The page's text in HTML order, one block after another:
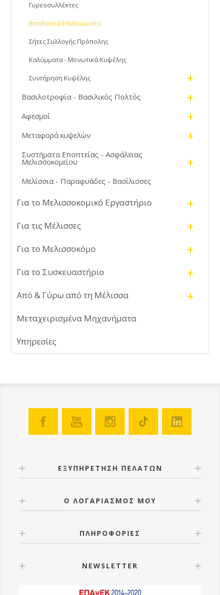
Γυρεοσυλλέκτες
Βοηθητικά Επιθεώρισης
Σήτες Συλλογής Πρόπολης
Καλύμματα - Μονωτικά Κυψέλης
Συντήρηση Κυψέλης +
Βασιλοτροφία - Βασιλικός Πολτός +
Αφεσμοί +
Μεταφορά κυψελών +
Συστήματα Εποπτείας - Ασφάλειας
Μελισσοκομείου +
Μελίσσια - Παραφυάδες - Βασίλισσες
Για το Μελισσοκομικό Εργαστήριο +
Για τις Μέλισσες +
Για το Μελισσοκόμο +
Για το Συσκευαστήριο +
Από & Γύρω από τη Μέλισσα +
Μεταχειρισμένα Μηχανήματα
Υπηρεσίες
ΕΞΥΠΗΡΕΤΗΣΗ ΠΕΛΑΤΩΝ
Ο ΛΟΓΑΡΙΑΣΜΟΣ ΜΟΥ
ΠΛΗΡΟΦΟΡΙΕΣ
NEWSLETTER